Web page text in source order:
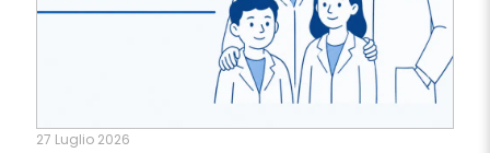
27 Luglio 2026